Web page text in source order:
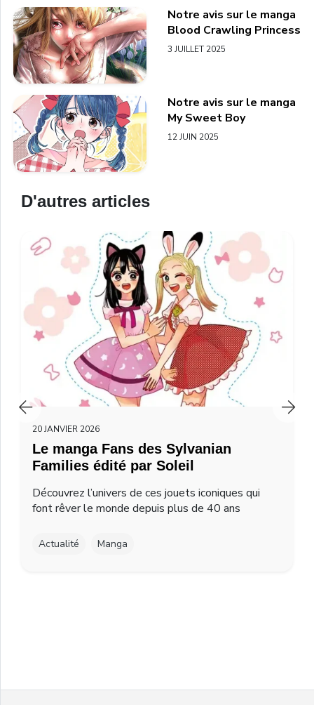
Notre avis sur le manga
Blood Crawling Princess
3 JUILLET 2025
Notre avis sur le manga
My Sweet Boy
12 JUIN 2025
D'autres articles
20 JANVIER 2026
Le manga Fans des Sylvanian
Families édité par Soleil
Découvrez l’univers de ces jouets iconiques qui
font rêver le monde depuis plus de 40 ans
Actualité Manga